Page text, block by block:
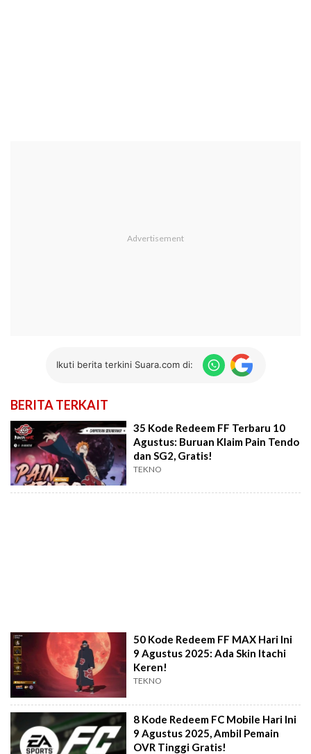
Ikuti berita terkini Suara.com di:
BERITA TERKAIT
35 Kode Redeem FF Terbaru 10
Agustus: Buruan Klaim Pain Tendo
dan SG2, Gratis!
TEKNO
50 Kode Redeem FF MAX Hari Ini
9 Agustus 2025: Ada Skin Itachi
Keren!
TEKNO
8 Kode Redeem FC Mobile Hari Ini
9 Agustus 2025, Ambil Pemain
OVR Tinggi Gratis!